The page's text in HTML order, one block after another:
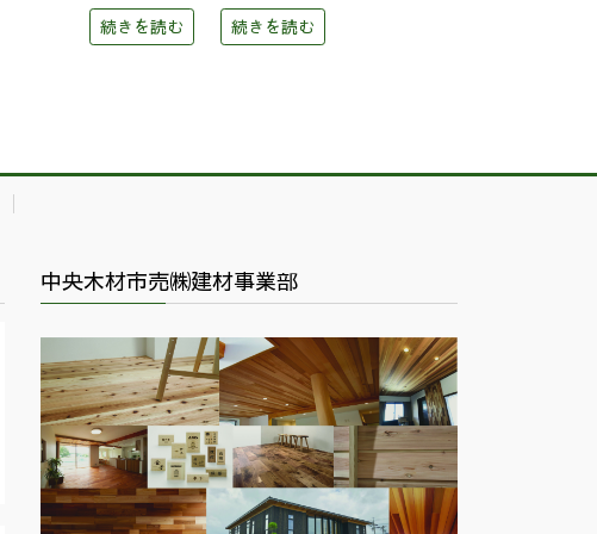
続きを読む 続きを読む
中央木材市売㈱建材事業部